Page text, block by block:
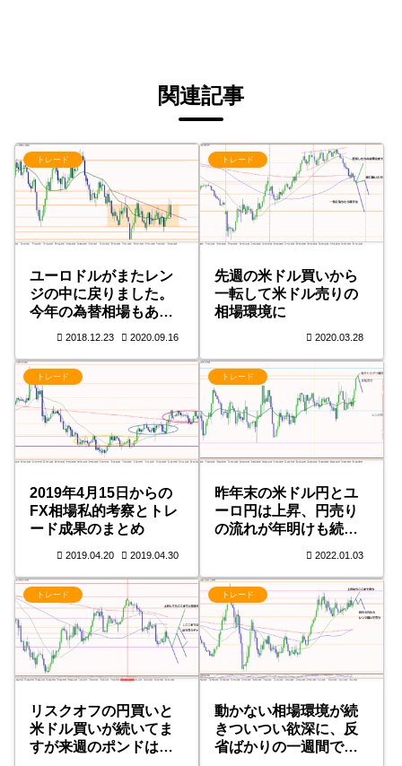
関連記事
トレード
ユーロドルがまたレン
ジの中に戻りました。
今年の為替相場もあと
2018.12.23 2020.09.16
トレード
先週の米ドル買いから
一転して米ドル売りの
相場環境に
2020.03.28
トレード
2019年4月15日からの
FX相場私的考察とトレ
ード成果のまとめ
2019.04.20 2019.04.30
トレード
昨年末の米ドル円とユ
ーロ円は上昇、円売り
の流れが年明けも続く
2022.01.03
トレード
リスクオフの円買いと
米ドル買いが続いてま
すが来週のポンドは要
トレード
動かない相場環境が続
きついつい欲深に、反
省ばかりの一週間で